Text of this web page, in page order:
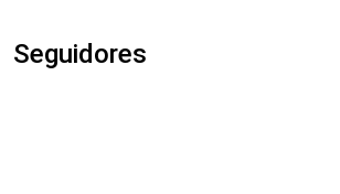
Seguidores